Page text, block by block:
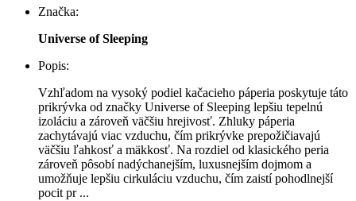
Značka:
Universe of Sleeping
Popis:
Vzhľadom na vysoký podiel kačacieho páperia poskytuje táto
prikrývka od značky Universe of Sleeping lepšiu tepelnú
izoláciu a zároveň väčšiu hrejivosť. Zhluky páperia
zachytávajú viac vzduchu, čím prikrývke prepožičiavajú
väčšiu ľahkosť a mäkkosť. Na rozdiel od klasického peria
zároveň pôsobí nadýchanejším, luxusnejším dojmom a
umožňuje lepšiu cirkuláciu vzduchu, čím zaistí pohodlnejší
pocit pr ...